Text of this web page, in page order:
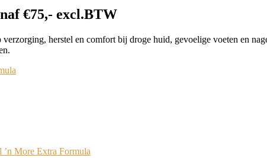
€75,- excl.BTW
herstel en comfort bij droge huid, gevoelige voeten en